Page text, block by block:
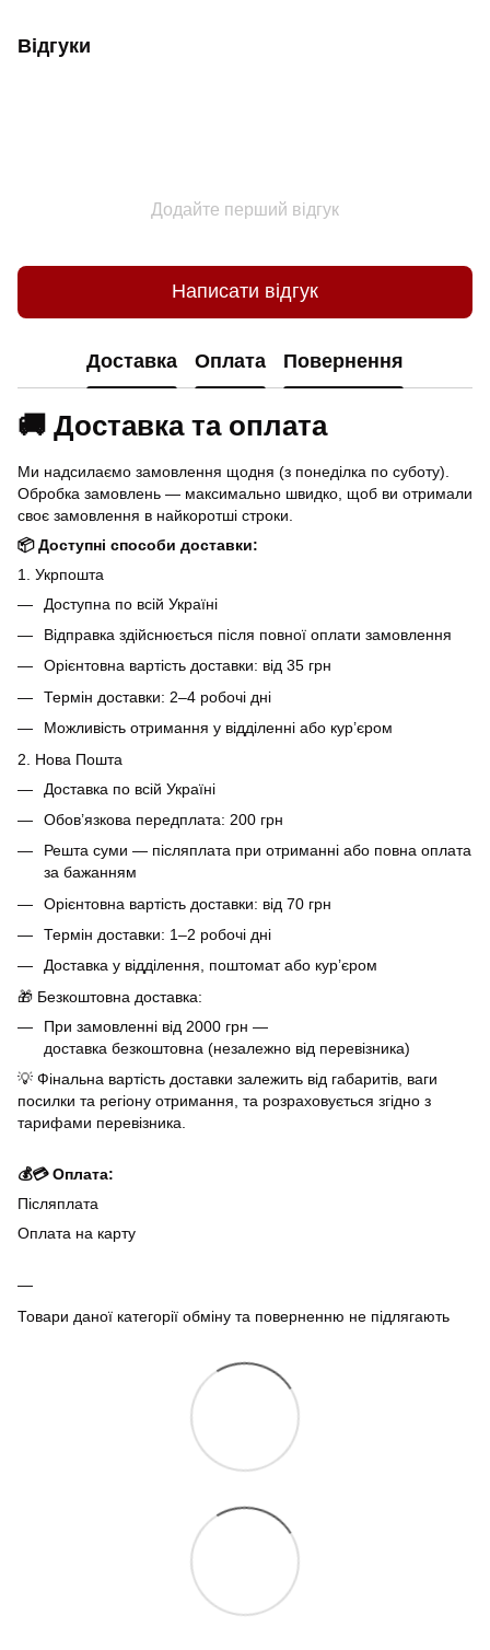
Відгуки
Додайте перший відгук
Написати відгук
Доставка Оплата Повернення
🚚 Доставка та оплата
Ми надсилаємо замовлення щодня (з понеділка по суботу).
Обробка замовлень — максимально швидко, щоб ви отримали
своє замовлення в найкоротші строки.
📦 Доступні способи доставки:
1. Укрпошта
Доступна по всій Україні
Відправка здійснюється після повної оплати замовлення
Орієнтовна вартість доставки: від 35 грн
Термін доставки: 2–4 робочі дні
Можливість отримання у відділенні або кур’єром
2. Нова Пошта
Доставка по всій Україні
Обов’язкова передплата: 200 грн
Решта суми — післяплата при отриманні або повна оплата
за бажанням
Орієнтовна вартість доставки: від 70 грн
Термін доставки: 1–2 робочі дні
Доставка у відділення, поштомат або кур’єром
🎁 Безкоштовна доставка:
При замовленні від 2000 грн —
доставка безкоштовна (незалежно від перевізника)
💡 Фінальна вартість доставки залежить від габаритів, ваги
посилки та регіону отримання, та розраховується згідно з
тарифами перевізника.
💰💳 Оплата:
Післяплата
Оплата на карту
Товари даної категорії обміну та поверненню не підлягають